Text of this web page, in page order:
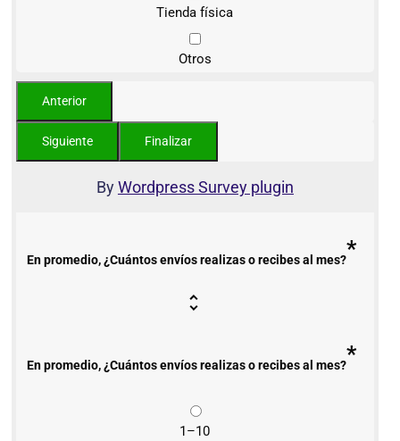
Tienda física
Otros
ByWordpress Survey plugin
En promedio, ¿Cuántos envíos realizas o recibes al mes?*
En promedio, ¿Cuántos envíos realizas o recibes al mes?*
1–10